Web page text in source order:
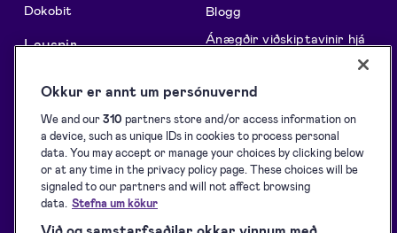
Dokobit
Lausnir
Undirritun
Auðkenning
Innsiglun
Blogg
Ánægðir viðskiptavinir hjá
Fyrir forritara
Stuðningur við rafræn
skilríki
Niðurhal
Þjónustuskilmálar
Okkur er annt um persónuvernd
We and our310 partners store and/or access information on
a device, such as unique IDs in cookies to process personal
data. You may accept or manage your choices by clicking below
or at any time in the privacy policy page. These choices will be
signaled to our partners and will not affect browsing
data. Stefna um kökur